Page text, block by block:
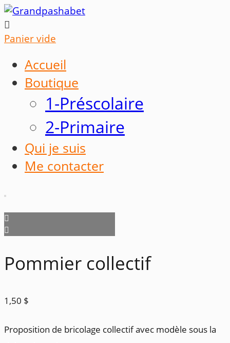

Panier vide
Accueil
Boutique
1-Préscolaire
2-Primaire
Qui je suis
Me contacter
Pommier collectif
1,50 $
Proposition de bricolage collectif avec modèle sous la